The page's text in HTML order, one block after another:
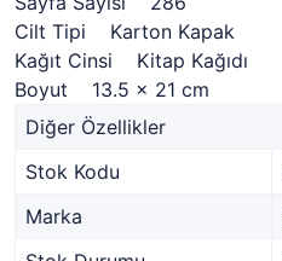
Cilt Tipi Karton Kapak
Kağıt Cinsi Kitap Kağıdı
Boyut 13.5 x 21 cm
Diğer Özellikler
Stok Kodu
Marka